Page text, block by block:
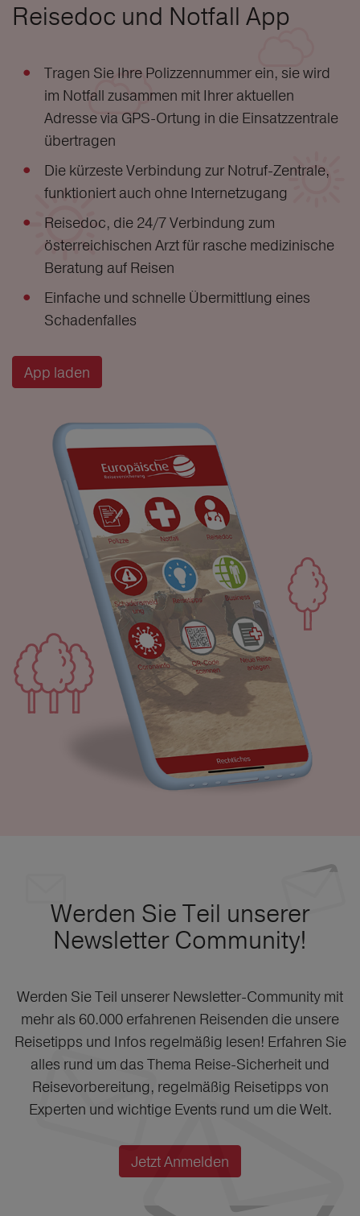
Reisedoc und Notfall App
Tragen Sie Ihre Polizzennummer ein, sie wird
im Notfall zusammen mit Ihrer aktuellen
Adresse via GPS-Ortung in die Einsatzzentrale
übertragen
Die kürzeste Verbindung zur Notruf-Zentrale,
funktioniert auch ohne Internetzugang
Reisedoc, die 24/7 Verbindung zum
österreichischen Arzt für rasche medizinische
Beratung auf Reisen
Einfache und schnelle Übermittlung eines
Schadenfalles
App laden
Werden Sie Teil unserer
Newsletter Community!
Werden Sie Teil unserer Newsletter-Community mit
mehr als 60.000 erfahrenen Reisenden die unsere
Reisetipps und Infos regelmäßig lesen! Erfahren Sie
alles rund um das Thema Reise-Sicherheit und
Reisevorbereitung, regelmäßig Reisetipps von
Experten und wichtige Events rund um die Welt.
Jetzt Anmelden